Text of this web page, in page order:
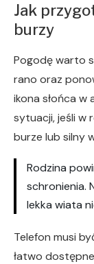
Jak
burzy
Pogodę warto
rano oraz
ikona słońca w
sytuacji, jeśli w
burze lub silny
Rodzina
schronienia.
lekka wiata
Telefon musi
łatwo